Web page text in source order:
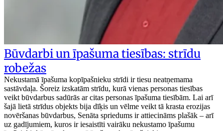
Būvdarbi un īpašuma tiesības: strīdu
robežas
Nekustamā īpašuma kopīpašnieku strīdi ir tiesu neatņemama
sastāvdaļa. Šoreiz izskatām strīdu, kurā vienas personas tiesības
veikt būvdarbus sadūrās ar citas personas īpašuma tiesībām. Lai arī
šajā lietā strīdus objekts bija dīķis un vēlme veikt tā krasta erozijas
novēršanas būvdarbus, Senāta spriedums ir attiecināms plašāk – arī
uz gadījumiem, kuros ir iesaistīti vairāku nekustamo īpašumu